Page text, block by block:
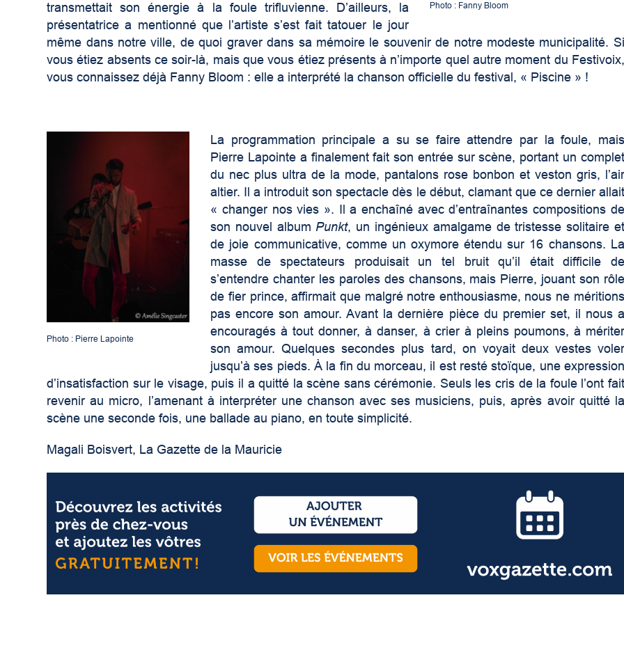
Photo : Fanny Bloom
transmettait son énergie à la foule trifluvienne. D’ailleurs, la
présentatrice a mentionné que l’artiste s’est fait tatouer le jour
même dans notre ville, de quoi graver dans sa mémoire le souvenir de notre modeste municipalité. Si
vous étiez absents ce soir-là, mais que vous étiez présents à n’importe quel autre moment du Festivoix,
vous connaissez déjà Fanny Bloom : elle a interprété la chanson officielle du festival, « Piscine » !
Photo : Pierre Lapointe
La programmation principale a su se faire attendre par la foule, mais
Pierre Lapointe a finalement fait son entrée sur scène, portant un complet
du nec plus ultra de la mode, pantalons rose bonbon et veston gris, l’air
altier. Il a introduit son spectacle dès le début, clamant que ce dernier allait
« changer nos vies ». Il a enchaîné avec d’entraînantes compositions de
son nouvel albumPunkt, un ingénieux amalgame de tristesse solitaire et
de joie communicative, comme un oxymore étendu sur 16 chansons. La
masse de spectateurs produisait un tel bruit qu’il était difficile de
s’entendre chanter les paroles des chansons, mais Pierre, jouant son rôle
de fier prince, affirmait que malgré notre enthousiasme, nous ne méritions
pas encore son amour. Avant la dernière pièce du premier set, il nous a
encouragés à tout donner, à danser, à crier à pleins poumons, à mériter
son amour. Quelques secondes plus tard, on voyait deux vestes voler
jusqu’à ses pieds. À la fin du morceau, il est resté stoïque, une expression
d’insatisfaction sur le visage, puis il a quitté la scène sans cérémonie. Seuls les cris de la foule l’ont fait
revenir au micro, l’amenant à interpréter une chanson avec ses musiciens, puis, après avoir quitté la
scène une seconde fois, une ballade au piano, en toute simplicité.
Magali Boisvert, La Gazette de la Mauricie